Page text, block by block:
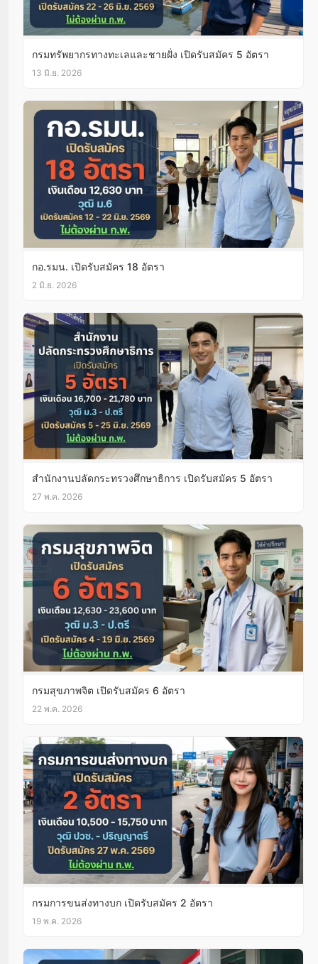
กรมทรัพยากรทางทะเลและชายฝั่ง เปิดรับสมัคร 5 อัตรา
13 มิ.ย. 2026
กอ.รมน. เปิดรับสมัคร 18 อัตรา
2 มิ.ย. 2026
สำนักงานปลัดกระทรวงศึกษาธิการ เปิดรับสมัคร 5 อัตรา
27 พ.ค. 2026
กรมสุขภาพจิต เปิดรับสมัคร 6 อัตรา
22 พ.ค. 2026
กรมการขนส่งทางบก เปิดรับสมัคร 2 อัตรา
19 พ.ค. 2026